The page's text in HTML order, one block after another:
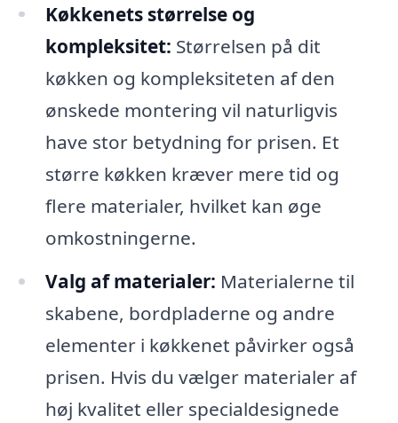
Køkkenets størrelse og
kompleksitet: Størrelsen på dit
køkken og kompleksiteten af den
ønskede montering vil naturligvis
have stor betydning for prisen. Et
større køkken kræver mere tid og
flere materialer, hvilket kan øge
omkostningerne.
Valg af materialer: Materialerne til
skabene, bordpladerne og andre
elementer i køkkenet påvirker også
prisen. Hvis du vælger materialer af
høj kvalitet eller specialdesignede